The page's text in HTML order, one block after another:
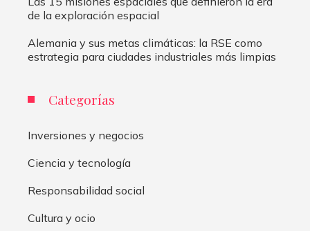
de la exploración espacial
Alemania y sus metas climáticas: la RSE como
estrategia para ciudades industriales más limpias
Categorías
Inversiones y negocios
Ciencia y tecnología
Responsabilidad social
Cultura y ocio